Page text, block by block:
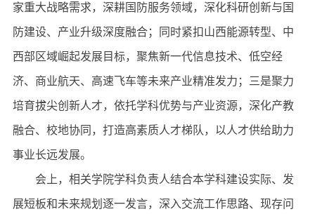
家重大战略需求，深耕国防服务领域，深化科研创新与国
防建设、产业升级深度融合；同时紧扣山西能源转型、中
西部区域崛起发展目标，聚焦新一代信息技术、低空经
济、商业航天、高速飞车等未来产业精准发力；三是聚力
培育拔尖创新人才，依托学科优势与产业资源，深化产教
融合、校地协同，打造高素质人才梯队，以人才供给助力
事业长远发展。
会上，相关学院学科负责人结合本学科建设实际、发
展短板和未来规划逐一发言，深入交流工作思路、现存问